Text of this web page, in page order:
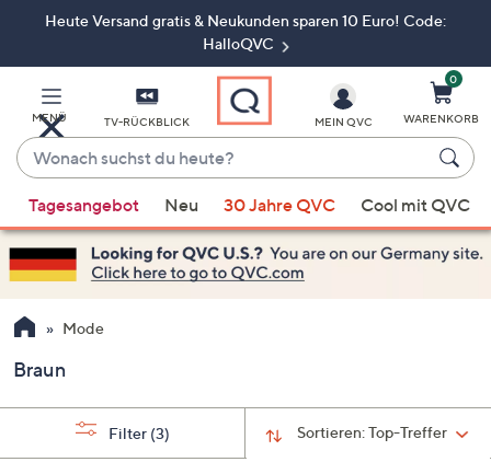
ZumHeute Versand gratis & Neukunden sparen 10 Euro! Code:
HalloQVC
MENÜ TV-RÜCKBLICK
Wonach
suchst
du
heute?
Vorschläge
verfügbar
sind,
verwenden
Sie
Pfeiltasten
nach
und
MEIN QVC
0
WARENKORB
Tagesangebot Neu 30 Jahre QVC Cool mit QVC
Mode
Braun
Sortieren:Top-Treffer
Filter (3)